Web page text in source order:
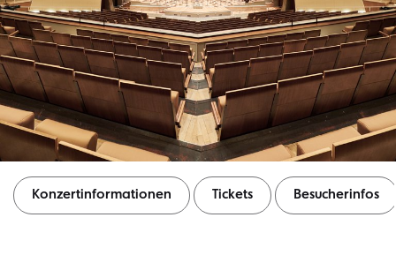
Konzertinformationen Tickets Besucherinfos